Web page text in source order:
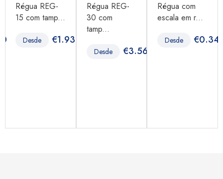
Régua REG-
15 com tamp...
Desde €1.93
Régua REG-
30 com
tamp...
Desde €3.56
Régua com
escala em r...
Desde €0.34